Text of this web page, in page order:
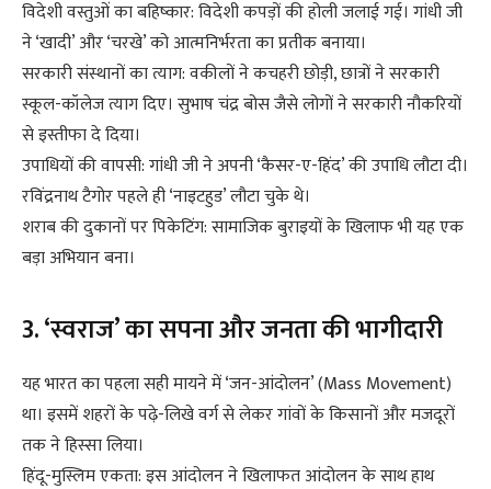
विदेशी वस्तुओं का बहिष्कार: विदेशी कपड़ों की होली जलाई गई। गांधी जी
ने ‘खादी’ और ‘चरखे’ को आत्मनिर्भरता का प्रतीक बनाया।
सरकारी संस्थानों का त्याग: वकीलों ने कचहरी छोड़ी, छात्रों ने सरकारी
स्कूल-कॉलेज त्याग दिए। सुभाष चंद्र बोस जैसे लोगों ने सरकारी नौकरियों
से इस्तीफा दे दिया।
उपाधियों की वापसी: गांधी जी ने अपनी ‘कैसर-ए-हिंद’ की उपाधि लौटा दी।
रविंद्रनाथ टैगोर पहले ही ‘नाइटहुड’ लौटा चुके थे।
शराब की दुकानों पर पिकेटिंग: सामाजिक बुराइयों के खिलाफ भी यह एक
बड़ा अभियान बना।
3. ‘स्वराज’ का सपना और जनता की भागीदारी
यह भारत का पहला सही मायने में ‘जन-आंदोलन’ (Mass Movement)
था। इसमें शहरों के पढ़े-लिखे वर्ग से लेकर गांवों के किसानों और मजदूरों
तक ने हिस्सा लिया।
हिंदू-मुस्लिम एकता: इस आंदोलन ने खिलाफत आंदोलन के साथ हाथ